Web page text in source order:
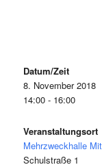
Datum/Zeit
8. November 2018
14:00 - 16:00
Veranstaltungsort
Mehrzweckhalle
Schulstraße 1